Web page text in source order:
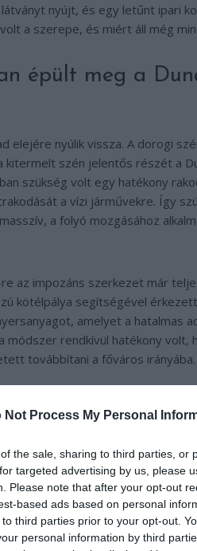
Not Process My Personal
the sale, sharing to third parties, or
targeted advertising by us, please
Please note that after your opt-out
based ads based on personal
third parties prior to your opt-out.
personal information by third
nyújt, és egy letűnt ipari
a szerepe, és miért áll még
épült meg a
nyúlik vissza. A dorogi
szén jelentős részét a
szükség volt egy hatékony
a vízi járművekre. Így
a folyó mozgásához
az impozáns szerkezet már
kötélpálya segítségével
amelyet a hatalmas
rendkívül hatékony volt,
továbbítani a főváros irányába.